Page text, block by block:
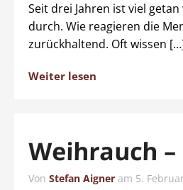
Seit drei Jahren ist viel
durch. Wie reagieren die
zurückhaltend. Oft wissen
Weiter lesen
Weihrauch
Von Stefan Aigner am 5.